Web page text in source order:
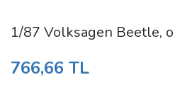
1/87 Volksagen Beetle,
766,66 TL